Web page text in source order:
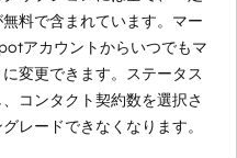
料で含まれています。マー
アカウントからいつでもマ
変更できます。ステータス
コンタクト契約数を選択さ
レードできなくなります。